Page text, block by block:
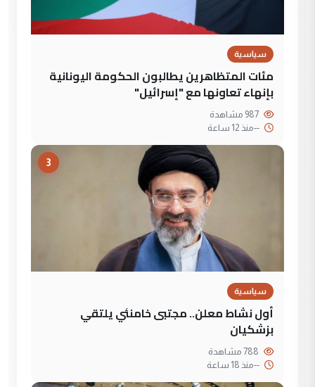
سياسية
مئات المتظاهرين يطالبون الحكومة اليونانية
بإنهاء تعاونها مع "إسرائيل"
--منذ 12 ساعة
3
سياسية
أول نشاط معلن.. مجتبى خامنئي يلتقي
بزشكيان
--منذ 18 ساعة